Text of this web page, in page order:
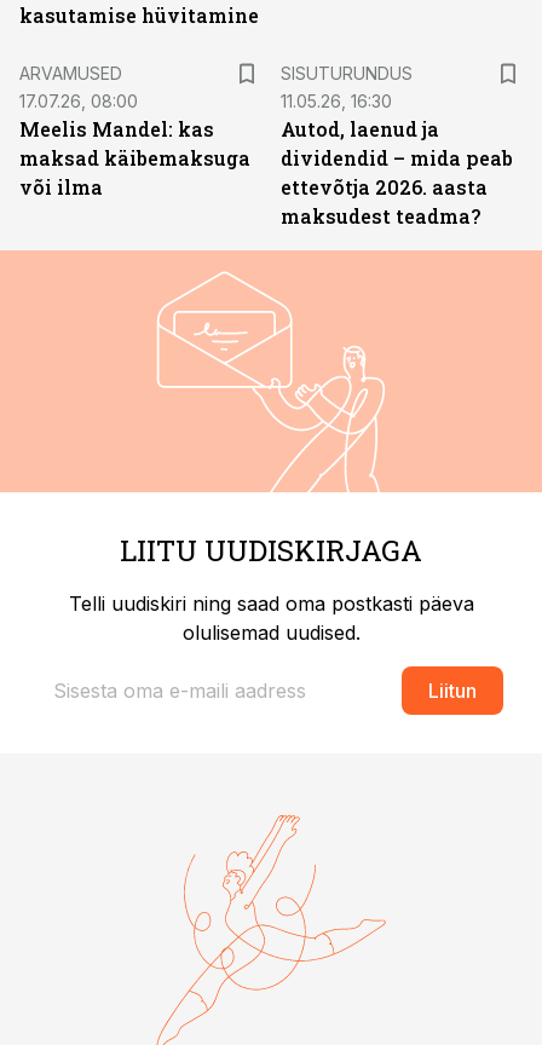
kasutamise hüvitamine
ARVAMUSED
17.07.26, 08:00
Meelis Mandel: kas
maksad käibemaksuga
või ilma
SISUTURUNDUS
11.05.26, 16:30
Autod, laenud ja
dividendid – mida peab
ettevõtja 2026. aasta
maksudest teadma?
LIITU UUDISKIRJAGA
Telli uudiskiri ning saad oma postkasti päeva
olulisemad uudised.
Liitun